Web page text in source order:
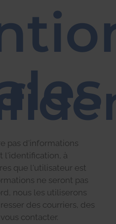
pas d'informations
l'identification, à
que l'utilisateur est
ne seront pas
nous les utiliserons
des courriers, des
contacter.